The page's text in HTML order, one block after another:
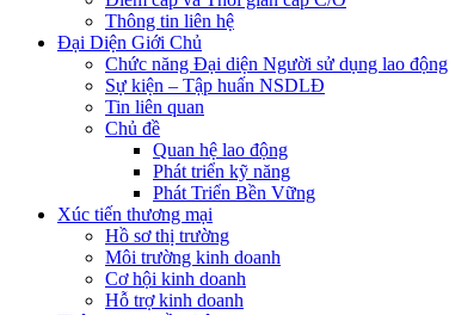
Thông tin liên hệ
Đại Diện Giới Chủ
Chức năng Đại diện Người sử dụng lao động
Sự kiện – Tập huấn NSDLĐ
Tin liên quan
Chủ đề
Quan hệ lao động
Phát triển kỹ năng
Phát Triển Bền Vững
Xúc tiến thương mại
Hồ sơ thị trường
Môi trường kinh doanh
Cơ hội kinh doanh
Hỗ trợ kinh doanh